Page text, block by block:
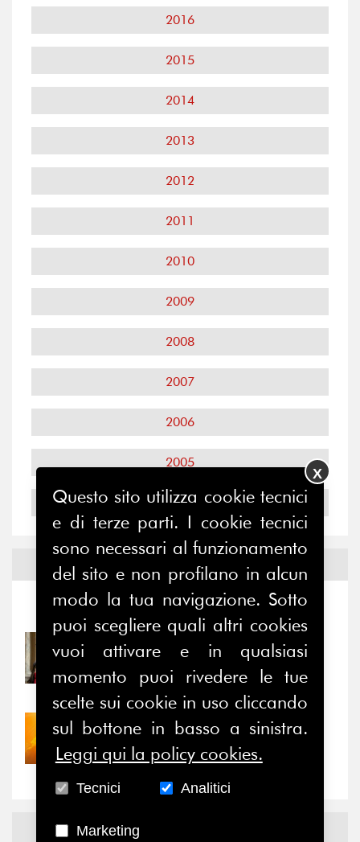
2016
2015
2014
2013
2012
2011
2010
2009
2008
2007
2006
2005
2004
Eventi
Notizie- Eventi
31/07/2026
Prima della pausa estiva,
il valore di...
30/07/2026
Nove anni dopo la
“grande cecità”: la...
News
Questo sito utilizza cookie tecnici
e di terze parti. I cookie tecnici
sono necessari al funzionamento
del sito e non profilano in alcun
modo la tua navigazione. Sotto
puoi scegliere quali altri cookies
vuoi attivare e in qualsiasi
momento puoi rivedere le tue
scelte sui cookie in uso cliccando
sul bottone in basso a sinistra.
Leggi qui la policy cookies.
Tecnici Analitici
Marketing
X